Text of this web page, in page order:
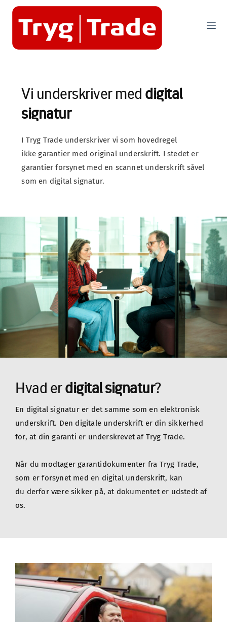
S
Vi underskriver med digital
signatur
I Tryg Trade underskriver vi som hovedregel
ikke garantier med original underskrift. I stedet er
garantier forsynet med en scannet underskrift såvel
som en digital signatur.
Hvad er digital signatur?
En digital signatur er det samme som en elektronisk
underskrift. Den digitale underskrift er din sikkerhed
for, at din garanti er underskrevet af Tryg Trade.
Når du modtager garantidokumenter fra Tryg Trade,
som er forsynet med en digital underskrift, kan
du derfor være sikker på, at dokumentet er udstedt af
os.